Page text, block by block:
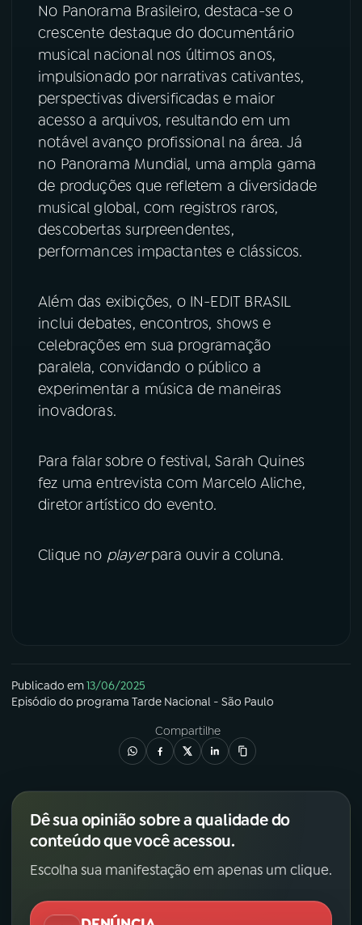
Instagram X
TikTok
No Panorama Brasileiro, destaca-se o
crescente destaque do documentário
musical nacional nos últimos anos,
impulsionado por narrativas cativantes,
perspectivas diversificadas e maior
acesso a arquivos, resultando em um
notável avanço profissional na área. Já
no Panorama Mundial, uma ampla gama
de produções que refletem a diversidade
musical global, com registros raros,
descobertas surpreendentes,
performances impactantes e clássicos.
Além das exibições, o IN-EDIT BRASIL
inclui debates, encontros, shows e
celebrações em sua programação
paralela, convidando o público a
experimentar a música de maneiras
inovadoras.
Para falar sobre o festival, Sarah Quines
fez uma entrevista com Marcelo Aliche,
diretor artístico do evento.
Clique no playerpara ouvir a coluna.
Publicado em13/06/2025
Episódio do programa Tarde Nacional - São Paulo
Compartilhe
Dê sua opinião sobre a qualidade do
conteúdo que você acessou.
Escolha sua manifestação em apenas um clique.